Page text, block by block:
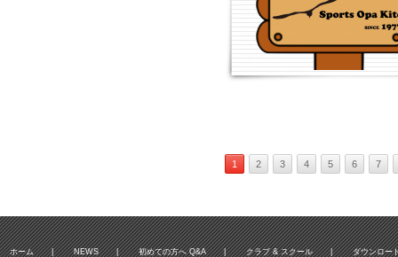
1 2 3 4 5 6 7
ホーム | NEWS | 初めての方へ Q&A | クラブ & スクール | ダウンロー